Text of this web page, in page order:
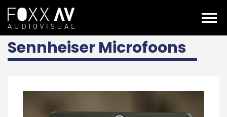
NL sennheiser microfoons
Sennheiser Microfoons